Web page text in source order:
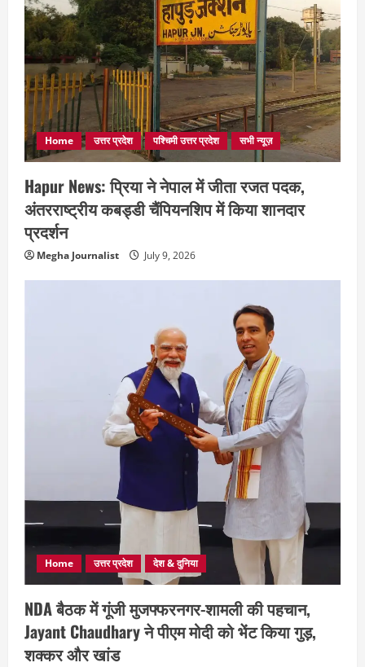
Home उत्तर प्रदेश पश्चिमी उत्तर प्रदेश सभी न्यूज़
Hapur News: प्रिया ने नेपाल में जीता रजत पदक,
अंतरराष्ट्रीय कबड्डी चैंपियनशिप में किया शानदार
प्रदर्शन
Megha Journalist July 9, 2026
Home उत्तर प्रदेश देश & दुनिया
NDA बैठक में गूंजी मुजफ्फरनगर-शामली की पहचान,
Jayant Chaudhary ने पीएम मोदी को भेंट किया गुड़,
शक्कर और खांड